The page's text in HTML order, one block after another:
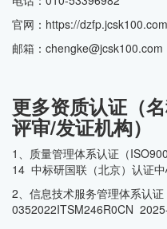
官网：https://dzfp.jcsk100.com
邮箱：chengke@jcsk100.com
更多资质认证（
评审/发证机构）
1、质量管理体系认证（
14 中标研国联（北京）认证
2、信息技术服务管理体系认证
0352022ITSM246R0CN